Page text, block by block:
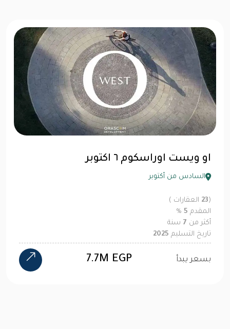
او ويست اوراسكوم ٦ اكتوبر
السادس من أكتوبر
(
23 العقارات )
المقدم 5
%
أكثر من 7 سنة
تاريخ التسليم 2025
بسعر يبدأ 7.7M EGP